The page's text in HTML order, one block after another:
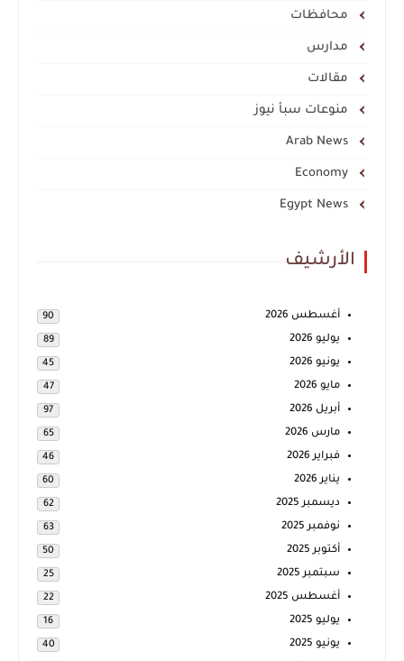
محافظات
مدارس
مقالات
منوعات سبأ نيوز
Arab News
Economy
Egypt News
الأرشيف
أغسطس 2026 90
يوليو 2026 89
يونيو 2026 45
مايو 2026 47
أبريل 2026 97
مارس 2026 65
فبراير 2026 46
يناير 2026 60
ديسمبر 2025 62
نوفمبر 2025 63
أكتوبر 2025 50
سبتمبر 2025 25
أغسطس 2025 22
يوليو 2025 16
يونيو 2025 40